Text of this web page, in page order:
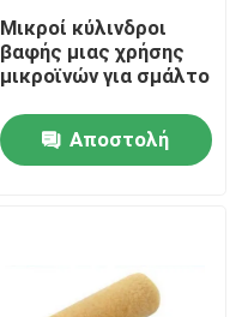
Μικροί κύλινδροι
βαφής μιας χρήσης
μικροϊνών για σμάλτο
Αποστολή